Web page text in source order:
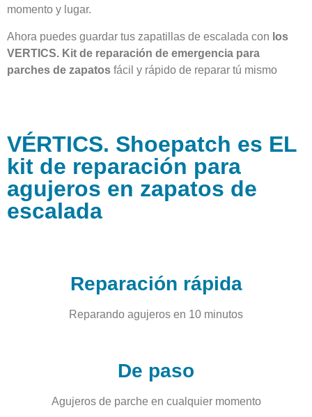
momento y lugar.
Ahora puedes guardar tus zapatillas de escalada con los
VERTICS. Kit de reparación de emergencia para
parches de zapatos fácil y rápido de reparar tú mismo
VÉRTICS. Shoepatch es EL
kit de reparación para
agujeros en zapatos de
escalada
Reparación rápida
Reparando agujeros en 10 minutos
De paso
Agujeros de parche en cualquier momento